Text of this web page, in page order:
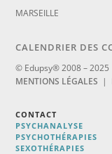
MARSEILLE
CALENDRIER DES
© Edupsy® 2008 – 2025
MENTIONS LÉGALES |
CONTACT
PSYCHANALYSE
PSYCHOTHÉRAPIES
SEXOTHÉRAPIES